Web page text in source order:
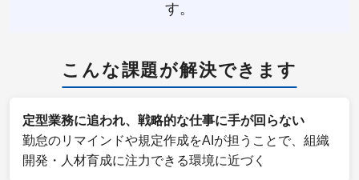
す。
こんな課題が解決できます
定型業務に追われ、戦略的な仕事に手が回らない
勤怠のリマインドや規定作成をAIが担うことで、組織
開発・人材育成に注力できる環境に近づく